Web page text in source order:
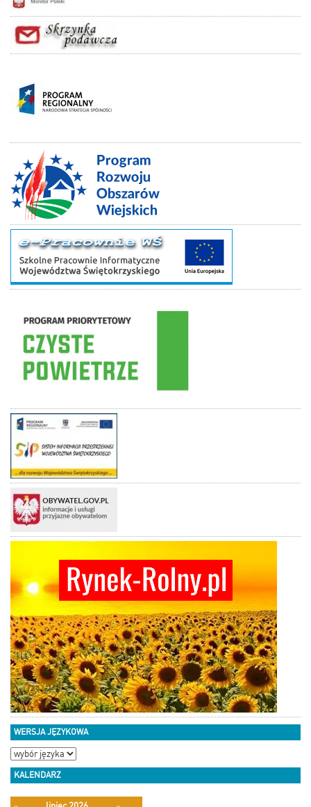
WERSJA JĘZYKOWA
KALENDARZ